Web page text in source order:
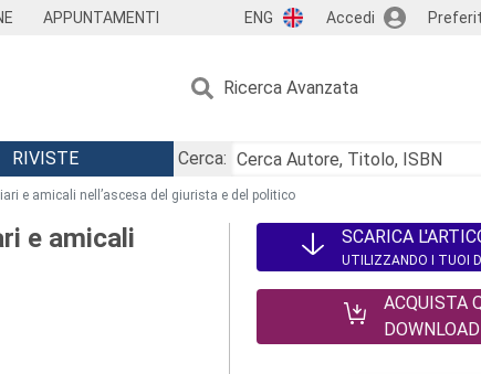
APPUNTAMENTI ENG Accedi
Ricerca Avanzata
RIVISTE
Cerca:
e amicali nell’ascesa del giurista e del politico
e amicali
SCARICA
UTILIZZANDO I TUOI
ACQUISTA